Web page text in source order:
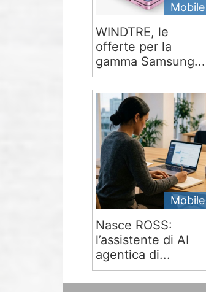
Mobile
WINDTRE, le
offerte per la
gamma Samsung...
Mobile
Nasce ROSS:
l’assistente di AI
agentica di...